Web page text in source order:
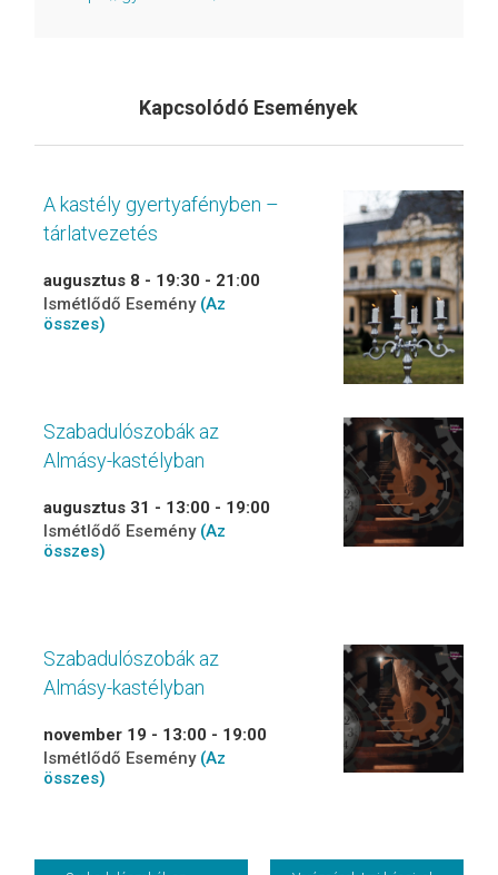
Kapcsolódó Események
A kastély gyertyafényben –
tárlatvezetés
augusztus 8 - 19:30 - 21:00
Ismétlődő Esemény (Az
összes)
Szabadulószobák az
Almásy-kastélyban
augusztus 31 - 13:00 - 19:00
Ismétlődő Esemény (Az
összes)
Szabadulószobák az
Almásy-kastélyban
november 19 - 13:00 - 19:00
Ismétlődő Esemény (Az
összes)